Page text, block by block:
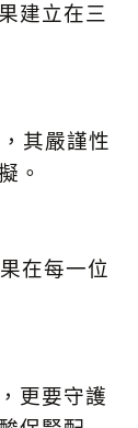
建立在三
其嚴謹性
。
在每一位
更要守護